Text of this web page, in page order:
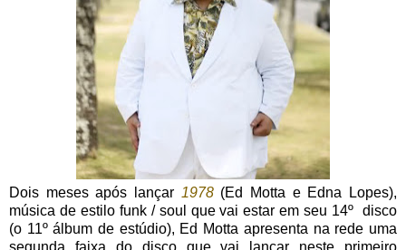
Dois meses após lançar 1978(Ed Motta e Edna Lopes),
música de estilo funk / soul que vai estar em seu 14º disco
(o 11º álbum de estúdio), Ed Motta apresenta na rede uma
segunda faixa do disco que vai lançar neste primeiro